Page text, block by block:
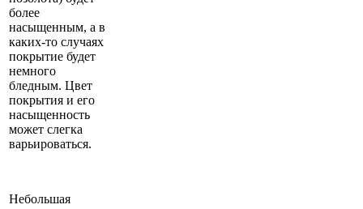
более
насыщенным, а в
каких-то случаях
покрытие будет
немного
бледным. Цвет
покрытия и его
насыщенность
может слегка
варьироваться.
Небольшая